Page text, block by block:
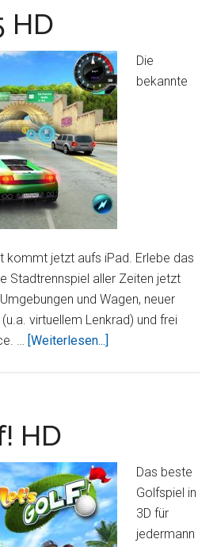
HD
Die
bekannte
kommt jetzt aufs iPad. Erlebe das
Stadtrennspiel aller Zeiten jetzt
und Wagen, neuer
virtuellem Lenkrad) und frei
… [Weiterlesen...]
HD
Das beste
Golfspiel in
3D für
jedermann